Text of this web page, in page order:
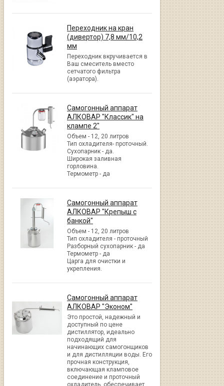
Переходник на кран
(дивертор) 7,8 мм/10,2
мм
Переходник вкручивается в
Ваш смеситель вместо
сетчатого фильтра
(аэратора).
Самогонный аппарат
АЛКОВАР "Классик" на
клампе 2"
Объем - 12, 20 литров
Тип охладителя- проточный.
Сухопарник - да.
Широкая заливная
горловина.
Термометр - да
Самогонный аппарат
АЛКОВАР "Крепыш с
банкой"
Объем - 12, 20 литров
Тип охладителя - проточный
Разборный сухопарник - да
Термометр - да
Царга для очистки и
укрепления.
Самогонный аппарат
АЛКОВАР "Эконом"
Это простой, надежный и
доступный по цене
дистиллятор, идеально
подходящий для
начинающих самогонщиков
и для дистилляции воды. Его
прочная конструкция,
включающая кламповое
соединение и проточный
охладитель, обеспечивает